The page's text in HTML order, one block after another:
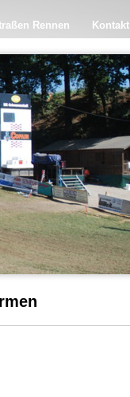
Rennen Kontakt